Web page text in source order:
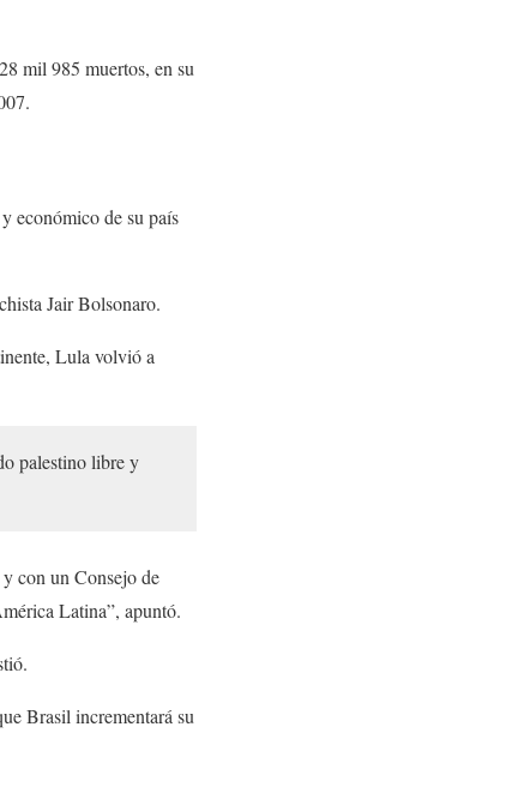
mil 985 muertos, en su
económico de su país
Jair Bolsonaro.
Lula volvió a
palestino libre y
con un Consejo de
Latina”, apuntó.
Brasil incrementará su